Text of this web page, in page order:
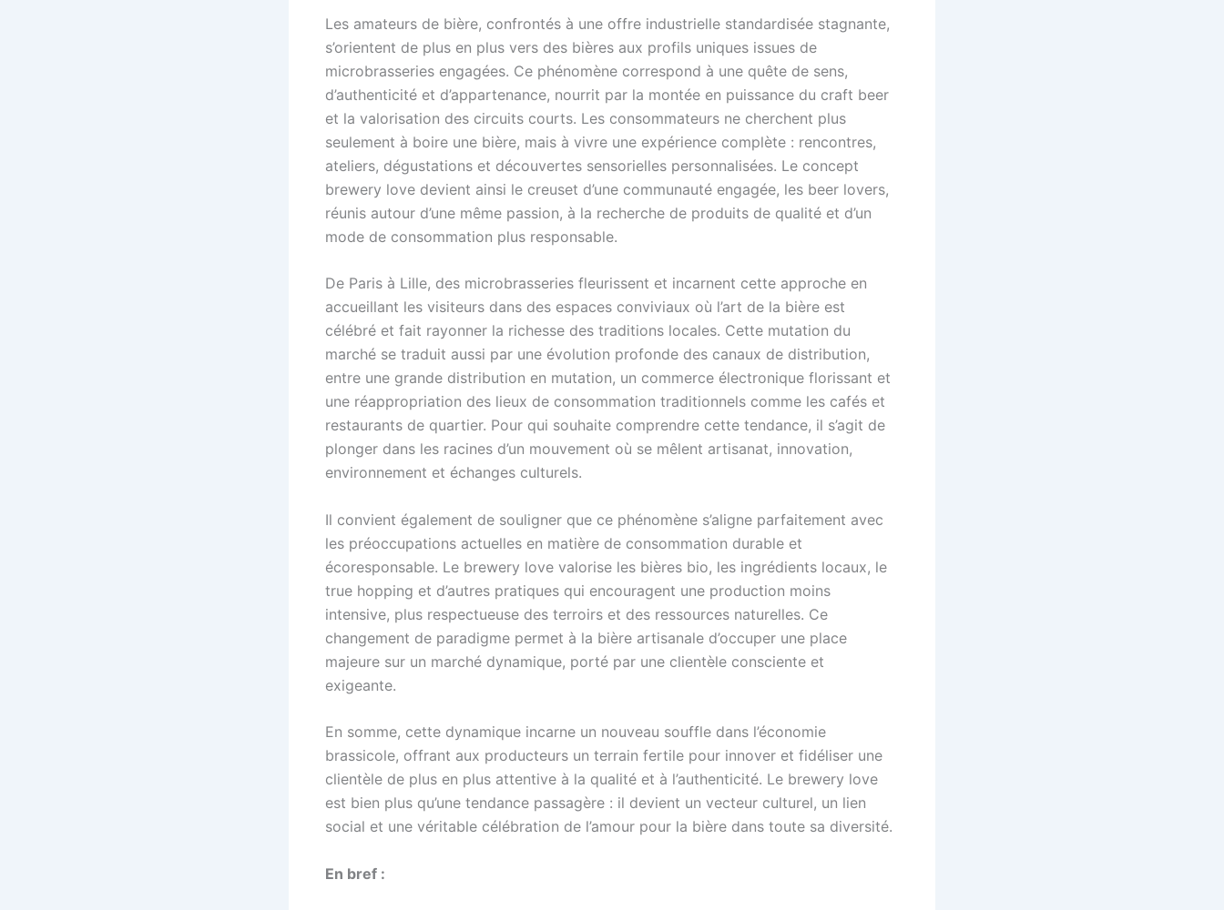
Les amateurs de bière, confrontés à une offre industrielle standardisée stagnante,
s’orientent de plus en plus vers des bières aux profils uniques issues de
microbrasseries engagées. Ce phénomène correspond à une quête de sens,
d’authenticité et d’appartenance, nourrit par la montée en puissance du craft beer
et la valorisation des circuits courts. Les consommateurs ne cherchent plus
seulement à boire une bière, mais à vivre une expérience complète : rencontres,
ateliers, dégustations et découvertes sensorielles personnalisées. Le concept
brewery love devient ainsi le creuset d’une communauté engagée, les beer lovers,
réunis autour d’une même passion, à la recherche de produits de qualité et d’un
mode de consommation plus responsable.
De Paris à Lille, des microbrasseries fleurissent et incarnent cette approche en
accueillant les visiteurs dans des espaces conviviaux où l’art de la bière est
célébré et fait rayonner la richesse des traditions locales. Cette mutation du
marché se traduit aussi par une évolution profonde des canaux de distribution,
entre une grande distribution en mutation, un commerce électronique florissant et
une réappropriation des lieux de consommation traditionnels comme les cafés et
restaurants de quartier. Pour qui souhaite comprendre cette tendance, il s’agit de
plonger dans les racines d’un mouvement où se mêlent artisanat, innovation,
environnement et échanges culturels.
Il convient également de souligner que ce phénomène s’aligne parfaitement avec
les préoccupations actuelles en matière de consommation durable et
écoresponsable. Le brewery love valorise les bières bio, les ingrédients locaux, le
true hopping et d’autres pratiques qui encouragent une production moins
intensive, plus respectueuse des terroirs et des ressources naturelles. Ce
changement de paradigme permet à la bière artisanale d’occuper une place
majeure sur un marché dynamique, porté par une clientèle consciente et
exigeante.
En somme, cette dynamique incarne un nouveau souffle dans l’économie
brassicole, offrant aux producteurs un terrain fertile pour innover et fidéliser une
clientèle de plus en plus attentive à la qualité et à l’authenticité. Le brewery love
est bien plus qu’une tendance passagère : il devient un vecteur culturel, un lien
social et une véritable célébration de l’amour pour la bière dans toute sa diversité.
En bref :